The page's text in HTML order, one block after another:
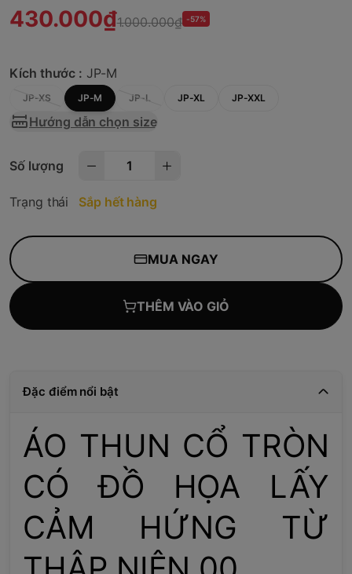
430.000₫1.000.000₫ -57%
Kích thước : JP-M
JP-XS JP-M JP-L JP-XL JP-XXL
Hướng dẫn chọn size
Số lượng
Trạng thái Sắp hết hàng
MUA NGAY
THÊM VÀO GIỎ
Đặc điểm nổi bật
ÁO THUN CỔ TRÒN
CÓ ĐỒ HỌA LẤY
CẢM HỨNG TỪ